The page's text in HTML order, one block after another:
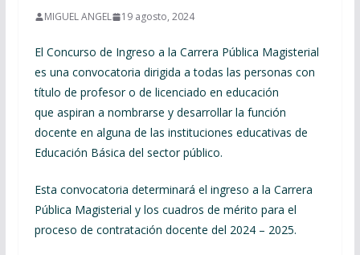
MIGUEL ANGEL 19 agosto, 2024
El Concurso de Ingreso a la Carrera Pública Magisterial
es una convocatoria dirigida a todas las personas con
título de profesor o de licenciado en educación
que aspiran a nombrarse y desarrollar la función
docente en alguna de las instituciones educativas de
Educación Básica del sector público.
Esta convocatoria determinará el ingreso a la Carrera
Pública Magisterial y los cuadros de mérito para el
proceso de contratación docente del 2024 – 2025.